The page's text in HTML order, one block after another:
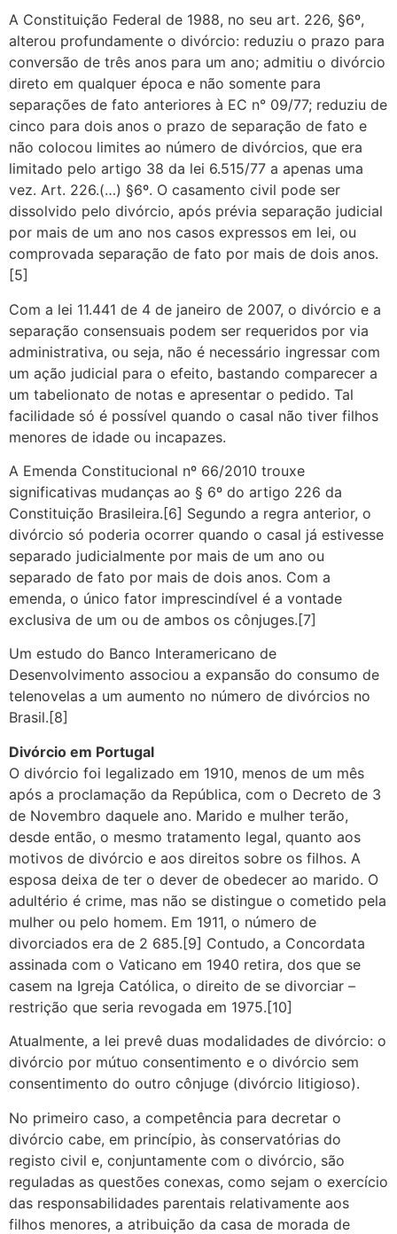
A Constituição Federal de 1988, no seu art. 226, §6º,
alterou profundamente o divórcio: reduziu o prazo para
conversão de três anos para um ano; admitiu o divórcio
direto em qualquer época e não somente para
separações de fato anteriores à EC n° 09/77; reduziu de
cinco para dois anos o prazo de separação de fato e
não colocou limites ao número de divórcios, que era
limitado pelo artigo 38 da lei 6.515/77 a apenas uma
vez. Art. 226.(…) §6º. O casamento civil pode ser
dissolvido pelo divórcio, após prévia separação judicial
por mais de um ano nos casos expressos em lei, ou
comprovada separação de fato por mais de dois anos.
[5]
Com a lei 11.441 de 4 de janeiro de 2007, o divórcio e a
separação consensuais podem ser requeridos por via
administrativa, ou seja, não é necessário ingressar com
um ação judicial para o efeito, bastando comparecer a
um tabelionato de notas e apresentar o pedido. Tal
facilidade só é possível quando o casal não tiver filhos
menores de idade ou incapazes.
A Emenda Constitucional nº 66/2010 trouxe
significativas mudanças ao § 6º do artigo 226 da
Constituição Brasileira.[6] Segundo a regra anterior, o
divórcio só poderia ocorrer quando o casal já estivesse
separado judicialmente por mais de um ano ou
separado de fato por mais de dois anos. Com a
emenda, o único fator imprescindível é a vontade
exclusiva de um ou de ambos os cônjuges.[7]
Um estudo do Banco Interamericano de
Desenvolvimento associou a expansão do consumo de
telenovelas a um aumento no número de divórcios no
Brasil.[8]
Divórcio em Portugal
O divórcio foi legalizado em 1910, menos de um mês
após a proclamação da República, com o Decreto de 3
de Novembro daquele ano. Marido e mulher terão,
desde então, o mesmo tratamento legal, quanto aos
motivos de divórcio e aos direitos sobre os filhos. A
esposa deixa de ter o dever de obedecer ao marido. O
adultério é crime, mas não se distingue o cometido pela
mulher ou pelo homem. Em 1911, o número de
divorciados era de 2 685.[9] Contudo, a Concordata
assinada com o Vaticano em 1940 retira, dos que se
casem na Igreja Católica, o direito de se divorciar –
restrição que seria revogada em 1975.[10]
Atualmente, a lei prevê duas modalidades de divórcio: o
divórcio por mútuo consentimento e o divórcio sem
consentimento do outro cônjuge (divórcio litigioso).
No primeiro caso, a competência para decretar o
divórcio cabe, em princípio, às conservatórias do
registo civil e, conjuntamente com o divórcio, são
reguladas as questões conexas, como sejam o exercício
das responsabilidades parentais relativamente aos
filhos menores, a atribuição da casa de morada de